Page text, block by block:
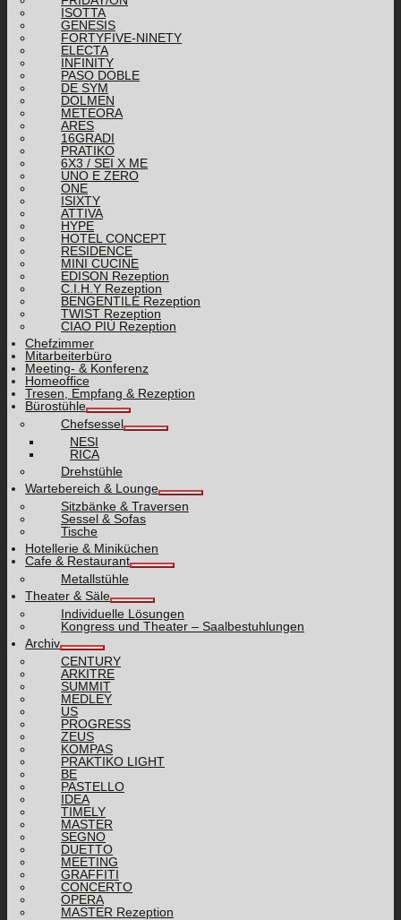
ISOTTA
GENESIS
FORTYFIVE-NINETY
ELECTA
INFINITY
PASO DOBLE
DE SYM
DOLMEN
METEORA
ARES
16GRADI
PRATIKO
6X3 / SEI X ME
UNO E ZERO
ONE
ISIXTY
ATTIVA
HYPE
HOTEL CONCEPT
RESIDENCE
MINI CUCINE
EDISON Rezeption
C.I.H.Y Rezeption
BENGENTILE Rezeption
TWIST Rezeption
CIAO PIÙ Rezeption
Chefzimmer
Mitarbeiterbüro
Meeting- & Konferenz
Homeoffice
Tresen, Empfang & Rezeption
Bürostühle
Chefsessel
NESI
RICA
Drehstühle
Wartebereich & Lounge
Sitzbänke & Traversen
Sessel & Sofas
Tische
Hotellerie & Miniküchen
Cafe & Restaurant
Metallstühle
Theater & Säle
Individuelle Lösungen
Kongress und Theater – Saalbestuhlungen
Archiv
CENTURY
ARKITRE
SUMMIT
MEDLEY
US
PROGRESS
ZEUS
KOMPAS
PRAKTIKO LIGHT
BE
PASTELLO
IDEA
TIMELY
MASTER
SEGNO
DUETTO
MEETING
GRAFFITI
CONCERTO
OPERA
MASTER Rezeption